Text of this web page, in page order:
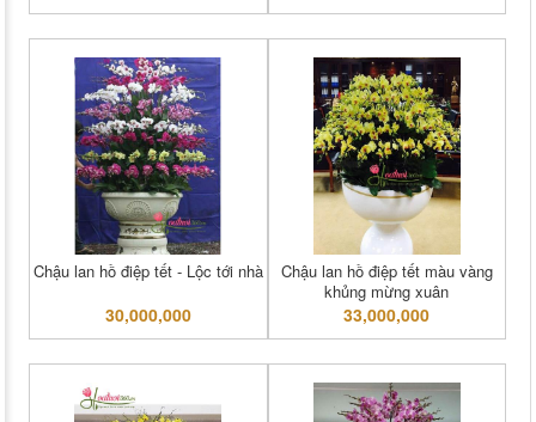
Chậu lan hồ điệp tết - Lộc tới nhà
30,000,000
Chậu lan hồ điệp tết màu vàng
khủng mừng xuân
33,000,000